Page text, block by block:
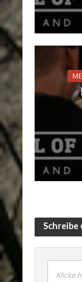
Schreibe
Klicke